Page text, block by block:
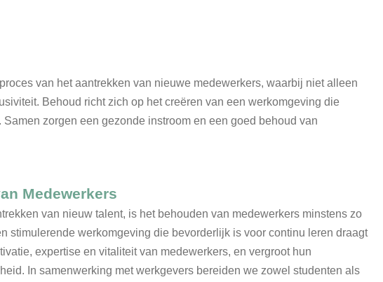
van het aantrekken van nieuwe medewerkers, waarbij niet alleen
Behoud richt zich op het creëren van een werkomgeving die
zorgen een gezonde instroom en een goed behoud van
Medewerkers
van nieuw talent, is het behouden van medewerkers minstens zo
stimulerende werkomgeving die bevorderlijk is voor continu leren draagt
expertise en vitaliteit van medewerkers, en vergroot hun
In samenwerking met werkgevers bereiden we zowel studenten als